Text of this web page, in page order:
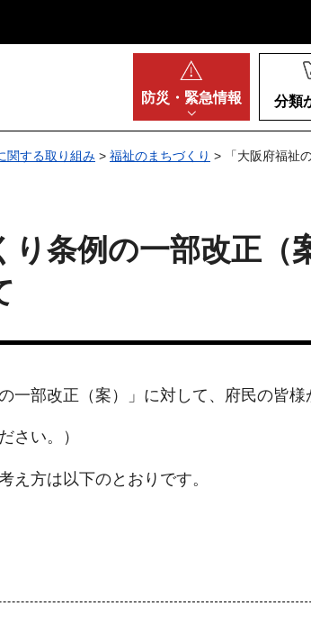
防災・ 緊急情報 分類
関する取り組み > 福祉のまちづくり > 「大阪府福祉
り条例の一部改正
一部改正（案）」に対して、府民の皆様
さい。）
え方は以下のとおりです。